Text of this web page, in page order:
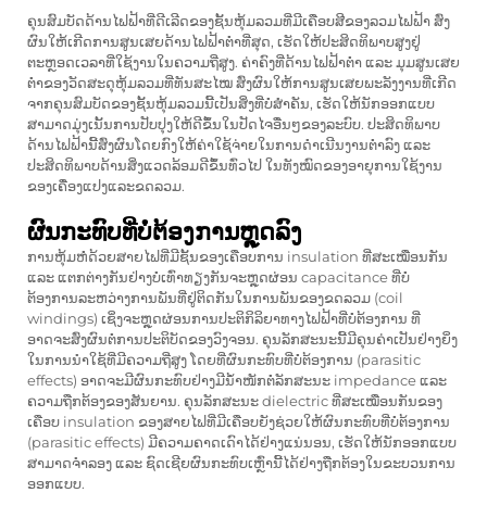
ຄຸນສົມບັດດ້ານໄຟຟ້າທີ່ດີເລີດຂອງຊັ້ນຫຸ້ມລວມທີ່ມີເຄືອບສີຂອງລວມໄຟຟ້າ ສົ່ງ
ຜົນໃຫ້ເກີດການສູນເສຍດ້ານໄຟຟ້າຕ່ຳທີ່ສຸດ, ເຮັດໃຫ້ປະສິດທິພາບສູງຢູ່
ຕະຫຼອດເວລາທີ່ໃຊ້ງານໃນຄວາມຖີ່ສູງ. ຄ່າຄົງທີ່ດ້ານໄຟຟ້າຕ່ຳ ແລະ ມຸມສູນເສຍ
ຕ່ຳຂອງວັດສະດຸຫຸ້ມລວມທີ່ທັນສະໄໝ ສົ່ງຜົນໃຫ້ການສູນເສຍພະລັງງານທີ່ເກີດ
ຈາກຄຸນສົມບັດຂອງຊັ້ນຫຸ້ມລວມນີ້ເປັນສິ່ງທີ່ບໍ່ສຳຄັນ, ເຮັດໃຫ້ນັກອອກແບບ
ສາມາດມຸ່ງເນັ້ນການປັບປຸງໃຫ້ດີຂຶ້ນໃນປັດໄຈອື່ນໆຂອງລະບົບ. ປະສິດທິພາບ
ດ້ານໄຟຟ້ານີ້ສົ່ງຜົນໂດຍກົງໃຫ້ຄ່າໃຊ້ຈ່າຍໃນການດຳເນີນງານຕ່ຳລົງ ແລະ
ປະສິດທິພາບດ້ານສິ່ງແວດລ້ອມດີຂຶ້ນທົ່ວໄປ ໃນທັງໝົດຂອງອາຍຸການໃຊ້ງານ
ຂອງເຄື່ອງແປງແລະຂດລວມ.
ຜົນກະທົບທີ່ບໍ່ຕ້ອງການຫຼຸດລົງ
ການຫຸ້ມຫໍ່ດ້ວຍສາຍໄຟທີ່ມີຊັ້ນຂອງເຄືອບການ insulation ທີ່ສະເໝືອນກັນ
ແລະ ແຕກຕ່າງກັນຢ່າງບໍ່ເທົ່າທຽງກັນຈະຫຼຸດຜ່ອນ capacitance ທີ່ບໍ່
ຕ້ອງການລະຫວ່າງການພັນທີ່ຢູ່ຕິດກັນໃນການພັນຂອງຂດລວມ (coil
windings) ເຊິ່ງຈະຫຼຸດຜ່ອນການປະຕິກິລິຍາທາງໄຟຟ້າທີ່ບໍ່ຕ້ອງການ ທີ່
ອາດຈະສົ່ງຜົນຕໍ່ການປະຕິບັດຂອງວົງຈອນ. ຄຸນລັກສະນະນີ້ມີຄຸນຄ່າເປັນຢ່າງຍິ່ງ
ໃນການນຳໃຊ້ທີ່ມີຄວາມຖີ່ສູງ ໂດຍທີ່ຜົນກະທົບທີ່ບໍ່ຕ້ອງການ (parasitic
effects) ອາດຈະມີຜົນກະທົບຢ່າງມີນ້ຳໜັກຕໍ່ລັກສະນະ impedance ແລະ
ຄວາມຖືກຕ້ອງຂອງສັນຍານ. ຄຸນລັກສະນະ dielectric ທີ່ສະເໝືອນກັນຂອງ
ເຄືອບ insulation ຂອງສາຍໄຟທີ່ມີເຄືອບຍັງຊ່ວຍໃຫ້ຜົນກະທົບທີ່ບໍ່ຕ້ອງການ
(parasitic effects) ມີຄວາມຄາດເດົາໄດ້ຢ່າງແນ່ນອນ, ເຮັດໃຫ້ນັກອອກແບບ
ສາມາດຈຳລອງ ແລະ ຊົດເຊີຍຜົນກະທົບເຫຼົ່ານີ້ໄດ້ຢ່າງຖືກຕ້ອງໃນຂະບວນການ
ອອກແບບ.